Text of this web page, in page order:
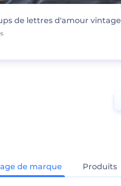
de lettres d'amour vintage
de marque Produits